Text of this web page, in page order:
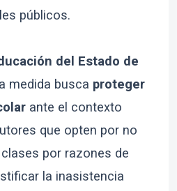
públicos.
del Estado de
medida busca proteger
ante el contexto
que opten por no
por razones de
la inasistencia